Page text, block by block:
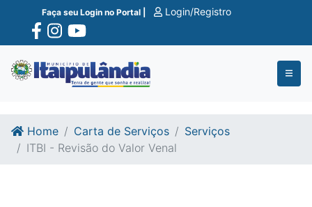
Ir para o conte�do
Ir para o fim do conte�do
Faça seu Login no Portal | Login/Registro
Home Carta de Serviços
Serviços
ITBI - Revisão do Valor Venal